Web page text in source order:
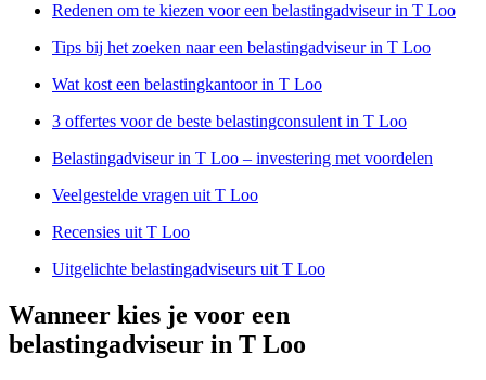
Redenen om te kiezen voor een belastingadviseur in T Loo
Tips bij het zoeken naar een belastingadviseur in T Loo
Wat kost een belastingkantoor in T Loo
3 offertes voor de beste belastingconsulent in T Loo
Belastingadviseur in T Loo – investering met voordelen
Veelgestelde vragen uit T Loo
Recensies uit T Loo
Uitgelichte belastingadviseurs uit T Loo
Wanneer kies je voor een
belastingadviseur in T Loo